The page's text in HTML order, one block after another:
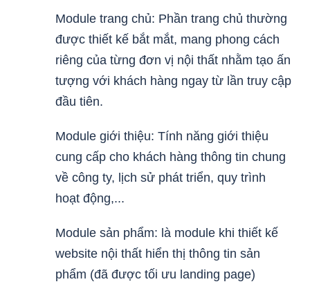
Module trang chủ: Phần trang chủ thường
được thiết kế bắt mắt, mang phong cách
riêng của từng đơn vị nội thất nhằm tạo ấn
tượng với khách hàng ngay từ lần truy cập
đầu tiên.
Module giới thiệu: Tính năng giới thiệu
cung cấp cho khách hàng thông tin chung
về công ty, lịch sử phát triển, quy trình
hoạt động,...
Module sản phẩm: là module khi thiết kế
website nội thất hiển thị thông tin sản
phẩm (đã được tối ưu landing page)